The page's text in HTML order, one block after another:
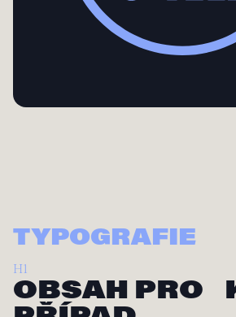
TYPOGRAFIE
H1
OBSAH PRO